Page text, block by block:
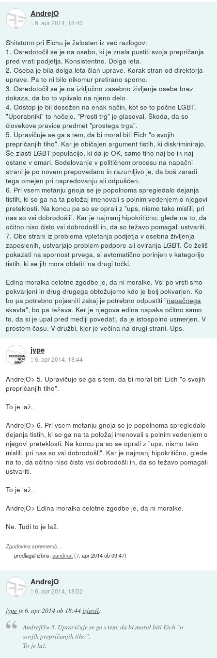
AndrejO
::6. apr 2014, 18:40
Shitstorm pri Eichu je žalosten iz več razlogov:
1. Osredotočil se je na osebo, ki je znala pustiti svoja prepričanja
pred vrati podjetja. Konsistentno. Dolga leta.
2. Oseba je bila dolga leta član uprave. Korak stran od direktorja
uprave. Pa to ni bilo nikomur pretirano sporno.
3. Osredotočil se je na izključno zasebno življenje osebe brez
dokaza, da bo to vplivalo na njeno delo.
4. Odstop je bil dosežen na enak način, kot se to počne LGBT.
"Uporabniki" to hočejo. "Prosti trg" je glasoval. Škoda, da so
človekove pravice predmet "prostega trga".
5. Upravičuje se ga s tem, da bi moral biti Eich "o svojih
prepričanjih tiho". Kar je običajen argument tistih, ki diskriminirajo.
Še zlasti LGBT populacijo, ki da je OK, samo tiho naj bo in naj
ostane v omari. Sodelovanje v političnem procesu na napačni
strani je po novem prepovedano in razumljivo je, da boš zaradi
tega omejen pri napredovanju ali odpuščen.
6. Pri vsem metanju gnoja se je popolnoma spregledalo dejanja
tistih, ki so ga na ta položaj imenovali s polnim vedenjem o njegovi
preteklosti. Na koncu pa so se oprali z "ups, nismo tako mislili, pri
nas so vsi dobrodošli". Kar je najmanj hipokritično, glede na to, da
očitno niso čisto vsi dobrodošli in, da so težavo pomagali ustvariti.
7. Obe strani iz problema vpletanja podjetja v osebna življenja
zaposlenih, ustvarjajo problem podpore ali oviranja LGBT. Če želiš
pokazati na spornost prvega, si avtomatično porinjen v kategorijo
tistih, ki se jih mora oblatiti na drugi točki.
Edina moralka celotne zgodbe je, da ni moralke. Vsi po vrsti smo
pokvarjeni in drug drugega obtožujemo kdo je bolj pokvarjen. Ko
bo pa potrebno pojasniti zakaj je potrebno odpustiti "napačnega
skavta", bo pa težava. Ker je njegova edina napaka očitno samo
to, da si je upal pred mediji povedati, da je istospolno usmerjen. V
prostem času. V družbi, kjer je večina na drugi strani. Ups.
jype
::6. apr 2014, 18:44
AndrejO> 5. Upravičuje se ga s tem, da bi moral biti Eich "o svojih
prepričanjih tiho".
To je laž.
AndrejO> 6. Pri vsem metanju gnoja se je popolnoma spregledalo
dejanja tistih, ki so ga na ta položaj imenovali s polnim vedenjem o
njegovi preteklosti. Na koncu pa so se oprali z "ups, nismo tako
mislili, pri nas so vsi dobrodošli". Kar je najmanj hipokritično, glede
na to, da očitno niso čisto vsi dobrodošli in, da so težavo pomagali
ustvariti.
To je laž.
AndrejO> Edina moralka celotne zgodbe je, da ni moralke.
Ne. Tudi to je laž.
Zgodovina sprememb…
predlagal izbris:sandmat(7. apr 2014 ob 09:47)
AndrejO
::6. apr 2014, 18:52
jype je6. apr 2014 ob 18:44izjavil:
AndrejO> 5. Upravičuje se ga s tem, da bi moral biti Eich "o
svojih prepričanjih tiho".
To je laž.